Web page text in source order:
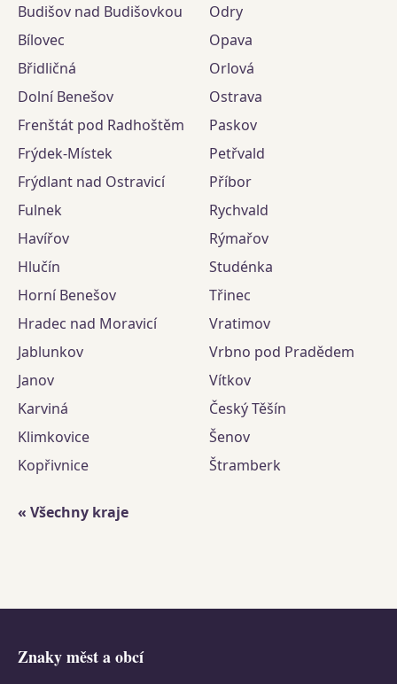
Budišov nad Budišovkou
Bílovec
Břidličná
Dolní Benešov
Frenštát pod Radhoštěm
Frýdek-Místek
Frýdlant nad Ostravicí
Fulnek
Havířov
Hlučín
Horní Benešov
Hradec nad Moravicí
Jablunkov
Janov
Karviná
Klimkovice
Kopřivnice
Odry
Opava
Orlová
Ostrava
Paskov
Petřvald
Příbor
Rychvald
Rýmařov
Studénka
Třinec
Vratimov
Vrbno pod Pradědem
Vítkov
Český Těšín
Šenov
Štramberk
« Všechny kraje
Znaky měst a obcí